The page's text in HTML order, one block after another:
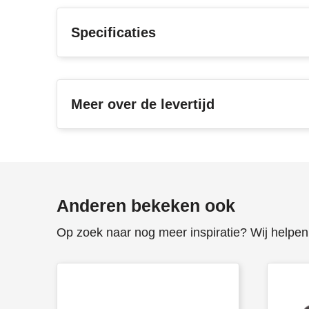
Specificaties
Meer over de levertijd
Anderen bekeken ook
Op zoek naar nog meer inspiratie? Wij